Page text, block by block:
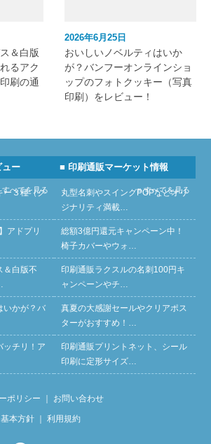
＆白版
るアク
刷の通
2026年6月25日
おいしいノベルティはいか
が？バンフーオンラインショ
ップのフォトクッキー（写真
印刷）をレビュー！
ュー
すべてを見る
ー３種（ク
アドプリ
＆白版不
いかが？バ
ッチリ！ア
■ 印刷通販マーケット情報
» すべてを見る
丸型名刺やスイングPOPなどオリ
ジナリティ満載…
総額3億円還元キャンペーン中！
椅子カバーやウォ…
印刷通販ラクスルの名刺100円キ
ャンペーンやチ…
真夏の大感謝セールやクリアポス
ターがおすすめ！…
印刷通販プリントネット、シール
印刷に定形サイズ…
ポリシー お問い合わせ
本方針｜ 利用規約